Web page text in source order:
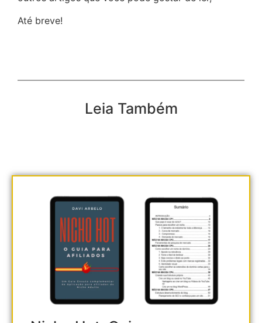
Até breve!
Leia Também